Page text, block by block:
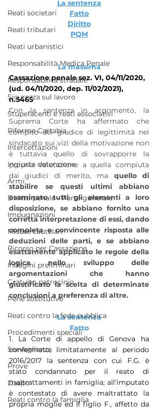
Reati societari
Reati tributari
Reati urbanistici
Responsabilità Medica Penale
Responsabilità stradale
Sicurezza sul lavoro
Stupefacenti e reati associativi
Riforma Cartabia
Intercettazioni
Ingiusta detenzione
Armi
Diritto penale - Parte generale
Impugnazioni
Misure cautelari
Ricorso per Cassazione
Indagini preliminari
Gratuito patrocinio
Pene sostitutive
Reati contro la fede pubblica
Procedimenti speciali
Sorveglianza
Prove
Daspo
Reati contro la famiglia
La sentenza
Fatto
Diritto
PQM
La massima
Cassazione penale sez. VI, 04/11/2020,
(ud. 04/11/2020, dep. 11/02/2021),
n.5465
Con la sentenza in argomento, la
Suprema Corte ha affermato che
compito del giudice di legittimità nel
sindacato sui vizi della motivazione non
è tuttavia quello di sovrapporre la
propria valutazione a quella compiuta
dai giudici di merito, ma quello di
stabilire se questi ultimi abbiano
esaminato tutti gli elementi a loro
disposizione, se abbiano fornito una
corretta interpretazione di essi, dando
completa e convincente risposta alle
deduzioni delle parti, e se abbiano
esattamente applicato le regole della
logica nello sviluppo delle
argomentazioni che hanno
giustificato la scelta di determinate
conclusioni a preferenza di altre.
La sentenza
Fatto
1. La Corte di appello di Genova ha
confermato, limitatamente al periodo
2016/2017 la sentenza con cui F.G. è
stato condannato per il reato di
maltrattamenti in famiglia; all'imputato
è contestato di avere maltrattato la
propria moglie ed il figlio F., affetto da